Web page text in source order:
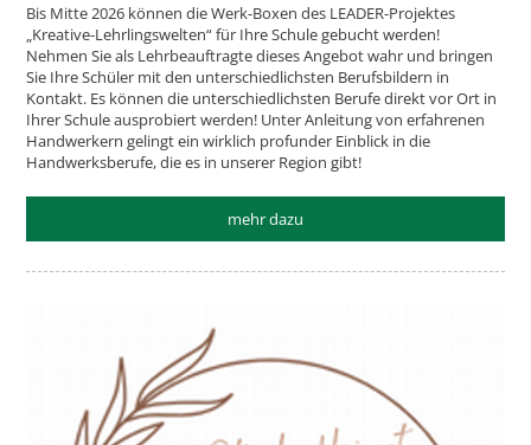
Bis Mitte 2026 können die Werk-Boxen des LEADER-Projektes
„Kreative-Lehrlingswelten“ für Ihre Schule gebucht werden!
Nehmen Sie als Lehrbeauftragte dieses Angebot wahr und bringen
Sie Ihre Schüler mit den unterschiedlichsten Berufsbildern in
Kontakt. Es können die unterschiedlichsten Berufe direkt vor Ort in
Ihrer Schule ausprobiert werden! Unter Anleitung von erfahrenen
Handwerkern gelingt ein wirklich profunder Einblick in die
Handwerksberufe, die es in unserer Region gibt!
mehr dazu